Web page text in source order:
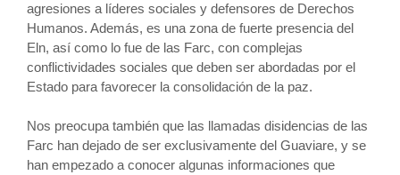
agresiones a líderes sociales y defensores de Derechos
Humanos. Además, es una zona de fuerte presencia del
Eln, así como lo fue de las Farc, con complejas
conflictividades sociales que deben ser abordadas por el
Estado para favorecer la consolidación de la paz.
Nos preocupa también que las llamadas disidencias de las
Farc han dejado de ser exclusivamente del Guaviare, y se
han empezado a conocer algunas informaciones que